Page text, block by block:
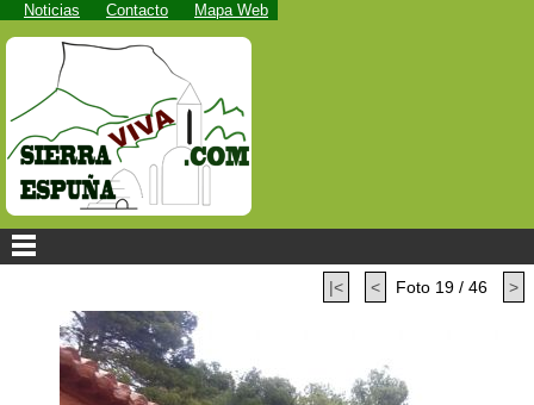
Noticias Contacto Mapa Web
|< < Foto 19 / 46 >